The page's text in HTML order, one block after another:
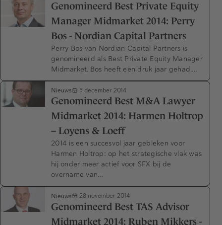
Genomineerd Best Private Equity
Manager Midmarket 2014: Perry
Bos - Nordian Capital Partners
Perry Bos van Nordian Capital Partners is
genomineerd als Best Private Equity Manager
Midmarket. Bos heeft een druk jaar gehad.…
Nieuws 5 december 2014
Genomineerd Best M&A Lawyer
Midmarket 2014: Harmen Holtrop
– Loyens & Loeff
2014 is een succesvol jaar gebleken voor
Harmen Holtrop: op het strategische vlak was
hij onder meer actief voor SFX bij de
overname van…
Nieuws 28 november 2014
Genomineerd Best TAS Advisor
Midmarket 2014: Ruben Mikkers -